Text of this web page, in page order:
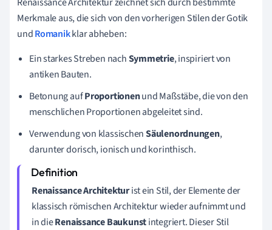
Merkmale aus, die sich von den vorherigen Stilen der Gotik
undRomanikklar abheben:
Ein starkes Streben nachSymmetrie, inspiriert von
antiken Bauten.
Betonung aufProportionenund Maßstäbe, die von den
menschlichen Proportionen abgeleitet sind.
Verwendung von klassischenSäulenordnungen,
darunter dorisch, ionisch und korinthisch.
Renaissance Architekturist ein Stil, der Elemente der
klassisch römischen Architektur wieder aufnimmt und
in dieRenaissance Baukunstintegriert. Dieser Stil